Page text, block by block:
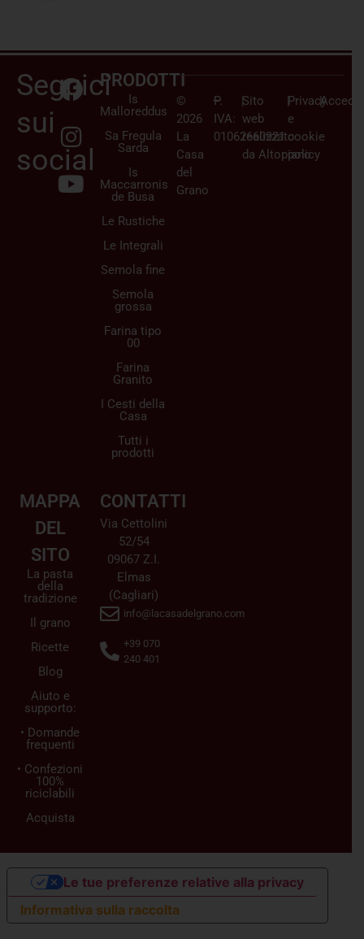
Seguici
sui
social
PRODOTTI
Is
Malloreddus
Sa Fregula
Sarda
Is
Maccarronis
de Busa
Le Rustiche
Le Integrali
Semola fine
Semola
grossa
Farina tipo
00
Farina
Granito
I Cesti della
Casa
Tutti i
prodotti
MAPPA
DEL
SITO
La pasta
della
tradizione
Il grano
Ricette
Blog
Aiuto e
supporto:
• Domande
frequenti
• Confezioni
100%
riciclabili
Acquista
CONTATTI
Via Cettolini
52/54
09067 Z.I.
Elmas
(Cagliari)
info@lacasadelgrano.com
+39 070
240 401
©
2026
La
Casa
del
Grano
–
P.
IVA:
01062660921
|Sito
web
realizzato
da Altopiano
|Privacy
e
cookie
policy
|
Informativa sulla raccolta
Le tue preferenze relative alla privacy